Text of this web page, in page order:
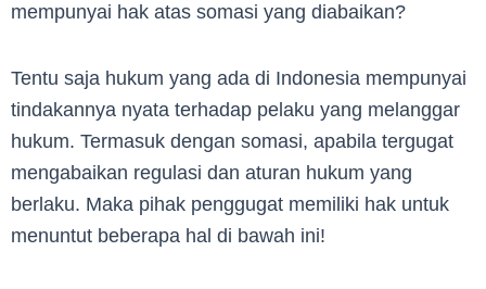
mempunyai hak atas somasi yang diabaikan?
Tentu saja hukum yang ada di Indonesia mempunyai
tindakannya nyata terhadap pelaku yang melanggar
hukum. Termasuk dengan somasi, apabila tergugat
mengabaikan regulasi dan aturan hukum yang
berlaku. Maka pihak penggugat memiliki hak untuk
menuntut beberapa hal di bawah ini!